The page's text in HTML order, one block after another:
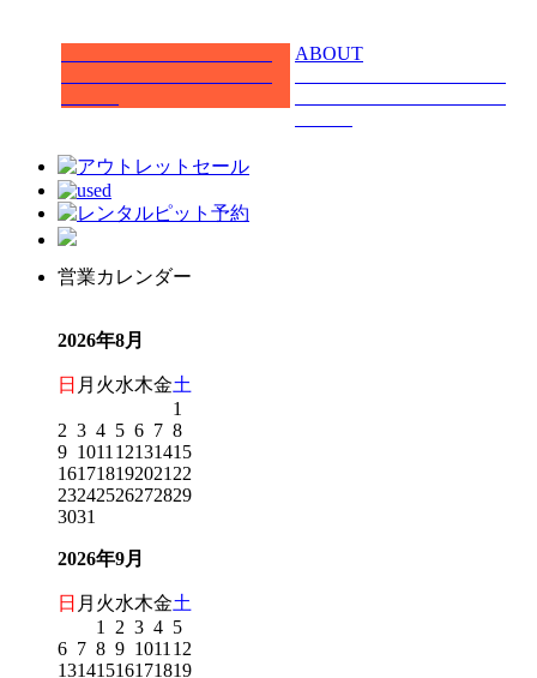
ABOUT
営業カレンダー
2026年8月
日 月 火水木金土
1
2 3 4 5 6 7 8
9 1011 12131415
161718192021 22
23242526272829
3031
2026年9月
日 月 火水木金土
1
2 3 4 5
6 7 8 9 1011 12
13141516171819